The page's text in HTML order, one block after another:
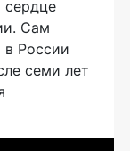
сердце
Сам
в России
семи лет